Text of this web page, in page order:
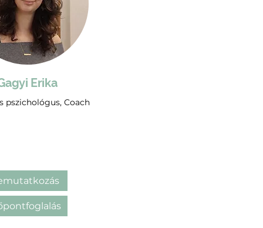
Erika
pszichológus, Coach